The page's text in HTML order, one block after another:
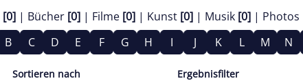
[0] Bücher [0] Filme [0] Kunst [0] Musik [0] Photos
B C D E F G H I J K L M N
Sortieren nach Ergebnisfilter